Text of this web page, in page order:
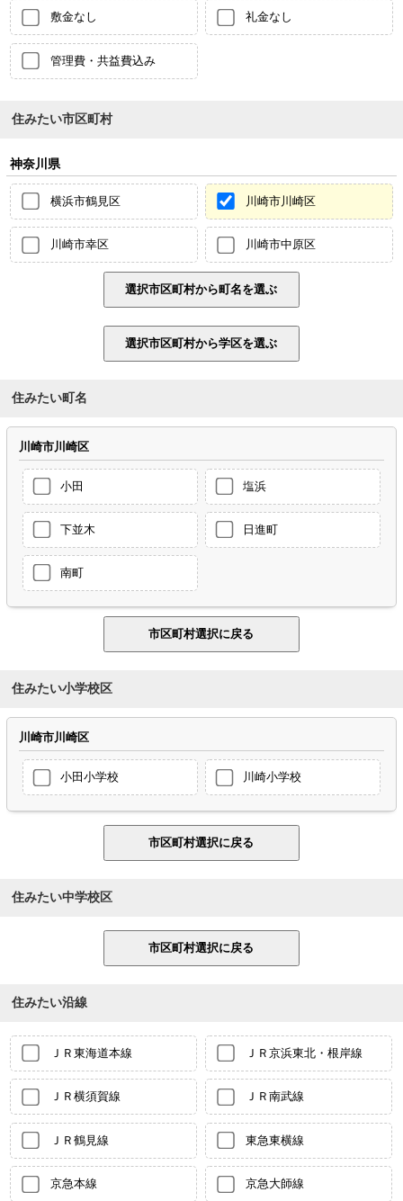
敷金なし 礼金なし
管理費・共益費込み
住みたい市区町村
神奈川県
横浜市鶴見区 川崎市川崎区
川崎市幸区 川崎市中原区
住みたい町名
川崎市川崎区
小田 塩浜
下並木 日進町
南町
住みたい小学校区
川崎市川崎区
小田小学校 川崎小学校
住みたい中学校区
住みたい沿線
ＪＲ東海道本線 ＪＲ京浜東北・根岸線
ＪＲ横須賀線 ＪＲ南武線
ＪＲ鶴見線 東急東横線
京急本線 京急大師線